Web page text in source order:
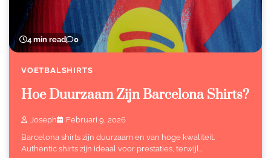
4 min read 0
VOETBALSHIRTS
Hoe Duurzaam Zijn Barcelona Shirts?
Joseph
Februari 9, 2026
Barcelona shirts zijn duurzaam en van hoge kwaliteit.
Authentic shirts zijn ideaal voor prestaties, terwijl…